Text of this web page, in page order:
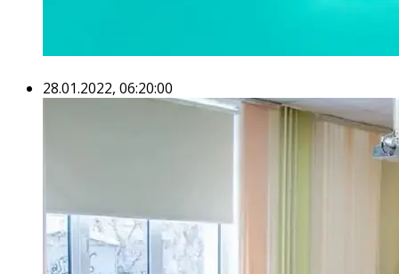
28.01.2022, 06:20:00